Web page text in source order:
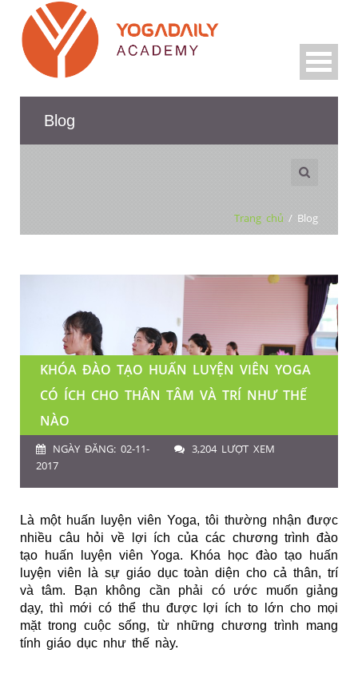
Blog
Trang chủ / Blog
KHÓA ĐÀO TẠO HUẤN LUYỆN VIÊN YOGA
CÓ ÍCH CHO THÂN TÂM VÀ TRÍ NHƯ THẾ
NÀO
NGÀY ĐĂNG: 02-11-
2017
3,204 LƯỢT XEM
Là một huấn luyện viên Yoga, tôi thường nhận được
nhiều câu hỏi về lợi ích của các chương trình đào
tạo huấn luyện viên Yoga.
Khóa học đào tạo huấn
luyện viên là sự giáo dục toàn diện cho cả thân, trí
và tâm. Bạn không cần phải có ước muốn giảng
dạy, thì mới có thể thu được lợi ích to lớn cho mọi
mặt trong cuộc sống, từ những chương trình mang
tính giáo dục như thế này.